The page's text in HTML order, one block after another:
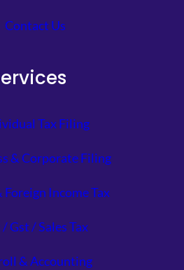
Contact Us
Tax Filing
& Corporate Filing
Foreign Income Tax
Gst / Sales Tax
& Accounting